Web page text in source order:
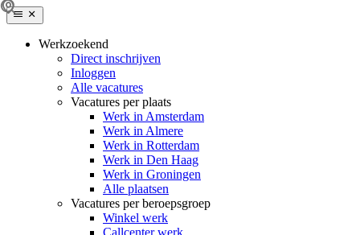
Werkzoekend
Direct inschrijven
Inloggen
Alle vacatures
Vacatures per plaats
Werk in Amsterdam
Werk in Almere
Werk in Rotterdam
Werk in Den Haag
Werk in Groningen
Alle plaatsen
Vacatures per beroepsgroep
Winkel werk
Callcenter werk